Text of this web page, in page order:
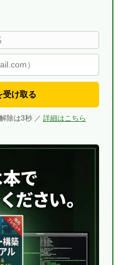
受け取る
除は3秒 ／ 詳細はこちら